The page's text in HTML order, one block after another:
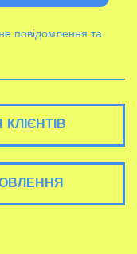
повідомлення та